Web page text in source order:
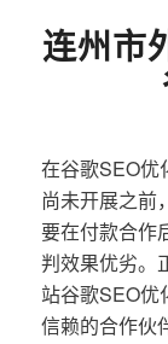
连州市
在谷歌SEO优
尚未开展之前
要在付款合作
判效果优劣。
站谷歌SEO优
信赖的合作伙